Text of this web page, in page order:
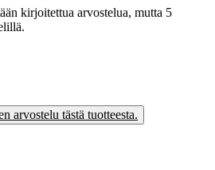
kirjoitettua arvostelua, mutta 5
arvostelu tästä tuotteesta.